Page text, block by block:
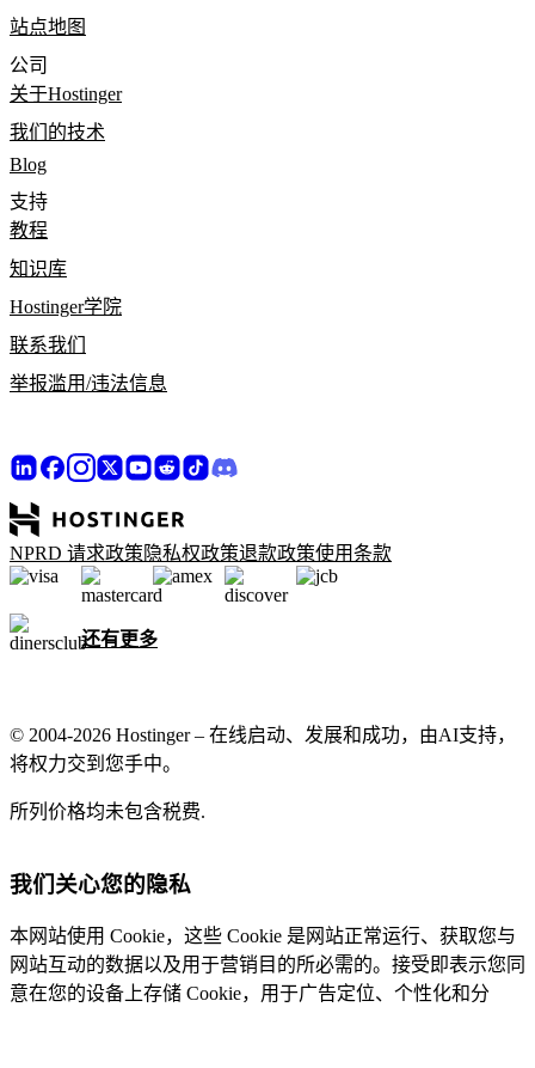
站点地图
公司
关于Hostinger
我们的技术
Blog
支持
教程
知识库
Hostinger学院
联系我们
举报滥用/违法信息
NPRD 请求政策 隐私权政策退款政策使用条款
还有更多
© 2004-2026 Hostinger – 在线启动、发展和成功，由AI支持，
将权力交到您手中。
所列价格均未包含税费.
我们关心您的隐私
本网站使用 Cookie，这些 Cookie 是网站正常运行、获取您与
网站互动的数据以及用于营销目的所必需的。接受即表示您同
意在您的设备上存储 Cookie，用于广告定位、个性化和分